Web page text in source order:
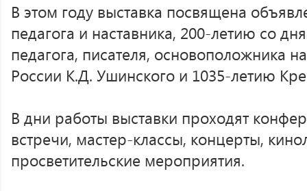
В этом году выставка посвящена
педагога и наставника, 200-летию со
педагога, писателя, основоположника
России К.Д. Ушинского и 1035-летию
В дни работы выставки проходят
встречи, мастер-классы, концерты,
просветительские мероприятия.